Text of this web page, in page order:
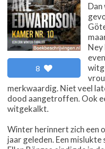
8
Ney
merkwaardig. Niet veel
dood aangetroffen. Ook
witgekalkt.
Winter herinnert zich een
jaar geleden. Een